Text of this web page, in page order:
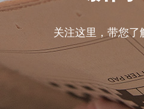
关注这里，带您